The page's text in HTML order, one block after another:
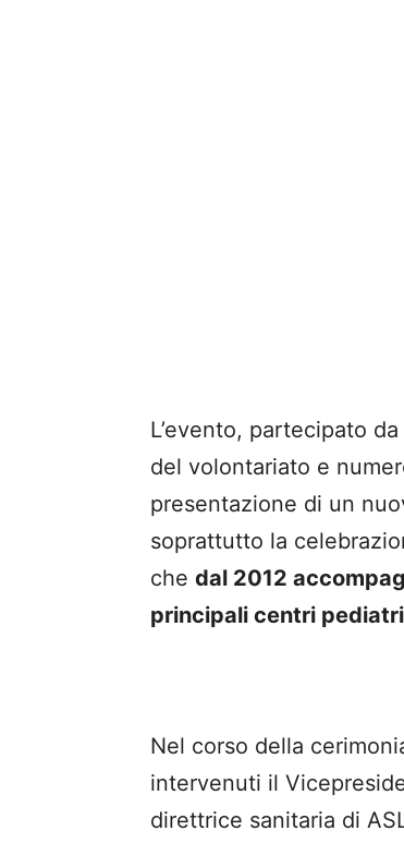
L’evento, partecipato
del volontariato e
presentazione di un
soprattutto la
che dal 2012
principali centri
Nel corso della
intervenuti il
direttrice sanitaria di